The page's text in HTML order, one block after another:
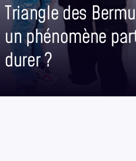
Triangle des
un phénomène
durer ?